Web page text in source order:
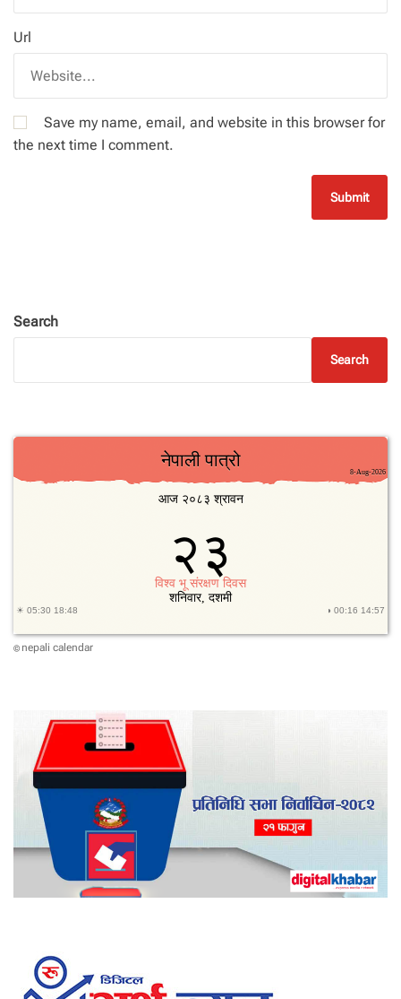
Url
Save my name, email, and website in this browser for
the next time I comment.
Search
Search
© nepali calendar